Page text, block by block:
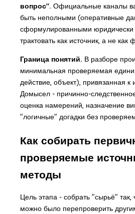
вопрос". Официальные каналы
быть неполными (оперативные
сформулированными юридически
трактовать как источник, а не как
Граница понятий. В разборе
минимальная проверяемая
действие, объект), привязанная к
Домысел - причинно-
оценка намерений, назначение
"логичные" догадки без
Как собирать
проверяемые
методы
Цель этапа - собрать "сырьё"
можно было перепроверить